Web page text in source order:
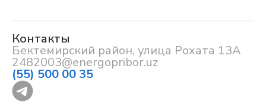
Контакты
Бектемирский район, улица Рохата 13А
2482003@energopribor.uz
(55) 500 00 35